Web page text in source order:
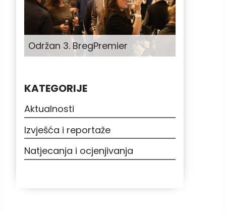
Održan 3. BregPremier
KATEGORIJE
Aktualnosti
Izvješća i reportaže
Natjecanja i ocjenjivanja